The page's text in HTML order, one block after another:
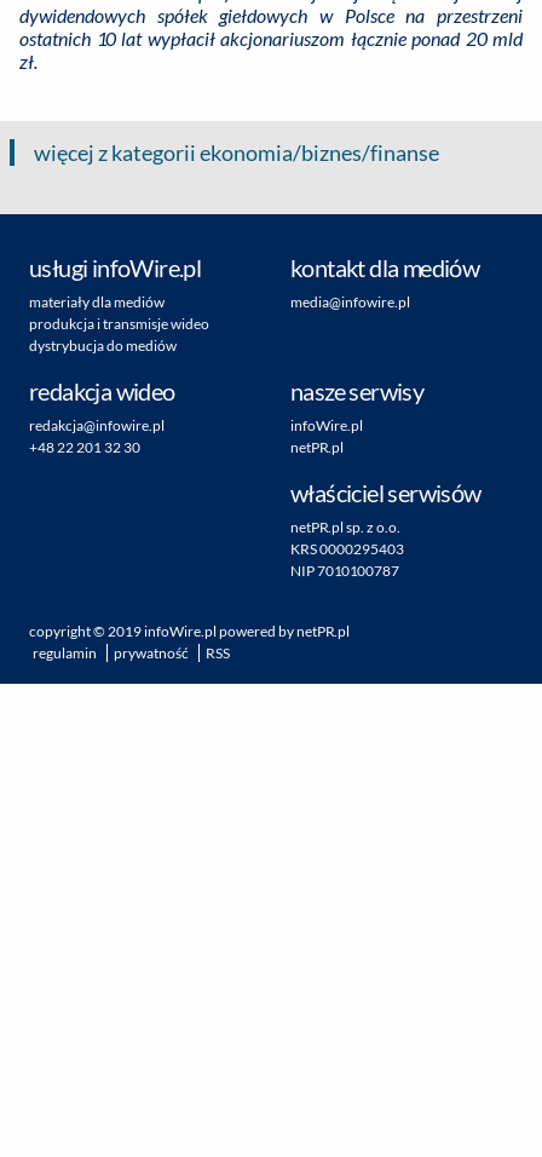
dywidendowych spółek giełdowych w Polsce na przestrzeni
ostatnich 10 lat wypłacił akcjonariuszom łącznie ponad 20 mld
zł.
więcej z kategorii ekonomia/biznes/finanse
usługi infoWire.pl
materiały dla mediów
produkcja i transmisje wideo
dystrybucja do mediów
kontakt dla mediów
media@infowire.pl
redakcja wideo
redakcja@infowire.pl
+48 22 201 32 30
nasze serwisy
infoWire.pl
netPR.pl
właściciel serwisów
netPR.pl sp. z o.o.
KRS 0000295403
NIP 7010100787
copyright ©2019infoWire.pl powered bynetPR.pl
regulamin
prywatność RSS